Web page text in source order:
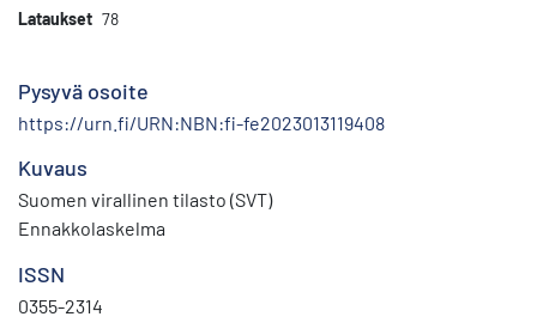
Lataukset 78
Pysyvä osoite
https://urn.fi/URN:NBN:fi-fe2023013119408
Kuvaus
Suomen virallinen tilasto (SVT)
Ennakkolaskelma
ISSN
0355-2314